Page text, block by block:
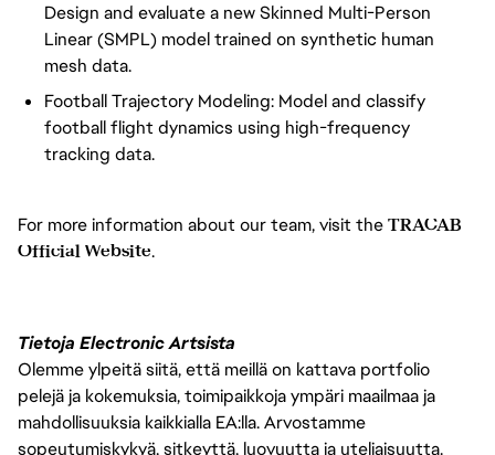
Design and evaluate a new Skinned Multi-Person
Linear (SMPL) model trained on synthetic human
mesh data.
Football Trajectory Modeling: Model and classify
football flight dynamics using high-frequency
tracking data.
For more information about our team, visit theTRACAB
Official Website.
Tietoja Electronic Artsista
Olemme ylpeitä siitä, että meillä on kattava portfolio
pelejä ja kokemuksia, toimipaikkoja ympäri maailmaa ja
mahdollisuuksia kaikkialla EA:lla. Arvostamme
sopeutumiskykyä, sitkeyttä, luovuutta ja uteliaisuutta.